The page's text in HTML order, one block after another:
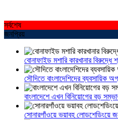
সর্বশেষ
জনপ্রিয়
বোনাফাইড মশারি কারখানার
সৌদিতে বাংলাদেশিদের ব্যবসায়িক
বাংলাদেশে এখন বিনিয়োগের বড়
সোনারগাঁওয়ে ভয়াবহ লোডশেডিংয়ে